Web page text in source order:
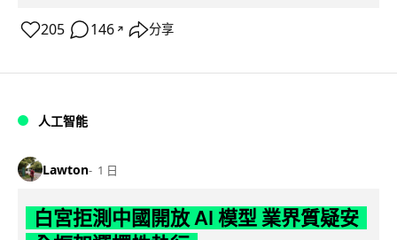
205 146 ↗ 分享
人工智能
Lawton 1 日
白宮拒測中國開放 AI 模型 業界質疑安